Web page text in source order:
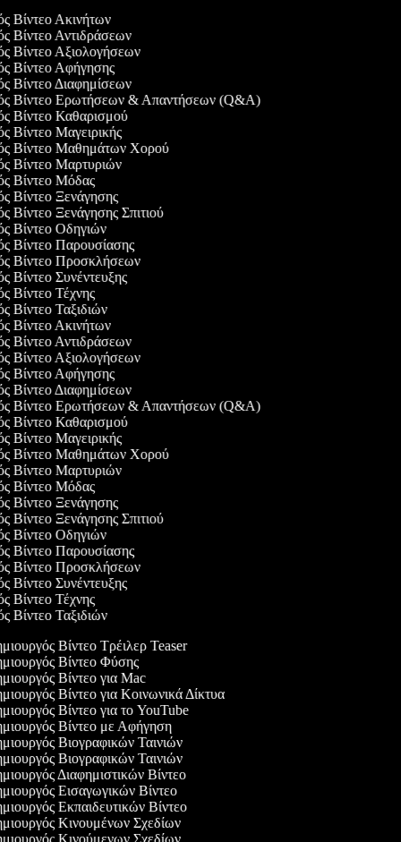
Βίντεο Ακινήτων
Βίντεο Αντιδράσεων
Βίντεο Αξιολογήσεων
Βίντεο Αφήγησης
Βίντεο Διαφημίσεων
Βίντεο Ερωτήσεων & Απαντήσεων (Q&A)
Βίντεο Καθαρισμού
Βίντεο Μαγειρικής
Βίντεο Μαθημάτων Χορού
Βίντεο Μαρτυριών
Βίντεο Μόδας
Βίντεο Ξενάγησης
Βίντεο Ξενάγησης Σπιτιού
Βίντεο Οδηγιών
Βίντεο Παρουσίασης
Βίντεο Προσκλήσεων
Βίντεο Συνέντευξης
Βίντεο Τέχνης
Βίντεο Ταξιδιών
Βίντεο Ακινήτων
Βίντεο Αντιδράσεων
Βίντεο Αξιολογήσεων
Βίντεο Αφήγησης
Βίντεο Διαφημίσεων
Βίντεο Ερωτήσεων & Απαντήσεων (Q&A)
Βίντεο Καθαρισμού
Βίντεο Μαγειρικής
Βίντεο Μαθημάτων Χορού
Βίντεο Μαρτυριών
Βίντεο Μόδας
Βίντεο Ξενάγησης
Βίντεο Ξενάγησης Σπιτιού
Βίντεο Οδηγιών
Βίντεο Παρουσίασης
Βίντεο Προσκλήσεων
Βίντεο Συνέντευξης
Βίντεο Τέχνης
Βίντεο Ταξιδιών
Βίντεο Τρέιλερ Teaser
Βίντεο Φύσης
Βίντεο για Mac
Βίντεο για Κοινωνικά Δίκτυα
Βίντεο για το YouTube
Βίντεο με Αφήγηση
Βιογραφικών Ταινιών
Βιογραφικών Ταινιών
Διαφημιστικών Βίντεο
Εισαγωγικών Βίντεο
Εκπαιδευτικών Βίντεο
Κινουμένων Σχεδίων